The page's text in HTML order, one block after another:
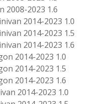
2008-2023 1.6
2014-2023 1.0
2014-2023 1.5
2014-2023 1.6
2014-2023 1.0
2014-2023 1.5
2014-2023 1.6
2014-2023 1.0